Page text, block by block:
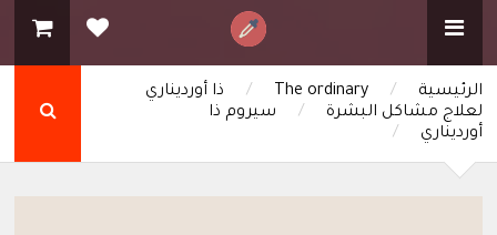
الرئيسية /
The ordinary
/
ذا أورديناري
لعلاج مشاكل البشرة
/
سيروم ذا
أورديناري
/